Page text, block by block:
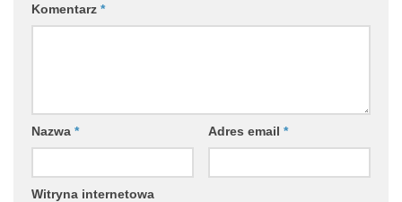
Komentarz *
Nazwa * Adres email *
Witryna internetowa